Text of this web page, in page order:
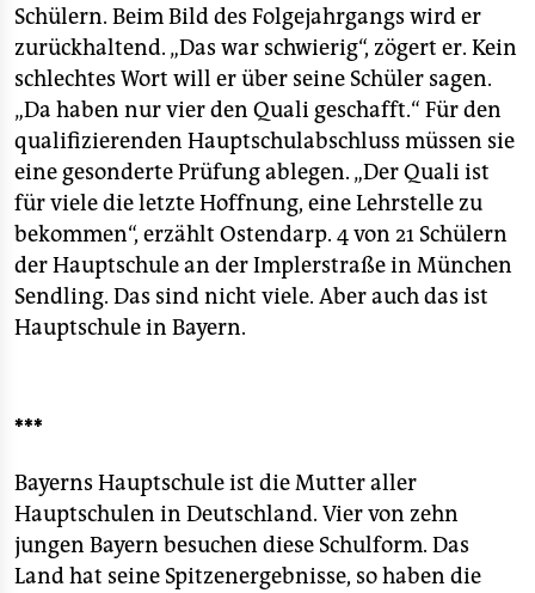
Schülern. Beim Bild des Folgejahrgangs wird er
zurückhaltend. „Das war schwierig“, zögert er. Kein
schlechtes Wort will er über seine Schüler sagen.
„Da haben nur vier den Quali geschafft.“ Für den
qualifizierenden Hauptschulabschluss müssen sie
eine gesonderte Prüfung ablegen. „Der Quali ist
für viele die letzte Hoffnung, eine Lehrstelle zu
bekommen“, erzählt Ostendarp. 4 von 21 Schülern
der Hauptschule an der Implerstraße in München
Sendling. Das sind nicht viele. Aber auch das ist
Hauptschule in Bayern.
***
Bayerns Hauptschule ist die Mutter aller
Hauptschulen in Deutschland. Vier von zehn
jungen Bayern besuchen diese Schulform. Das
Land hat seine Spitzenergebnisse, so haben die